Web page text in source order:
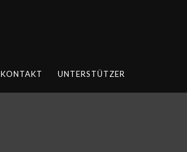
KONTAKT UNTERSTÜTZER